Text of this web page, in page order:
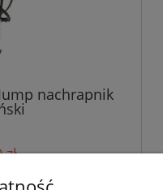
nachrapnik